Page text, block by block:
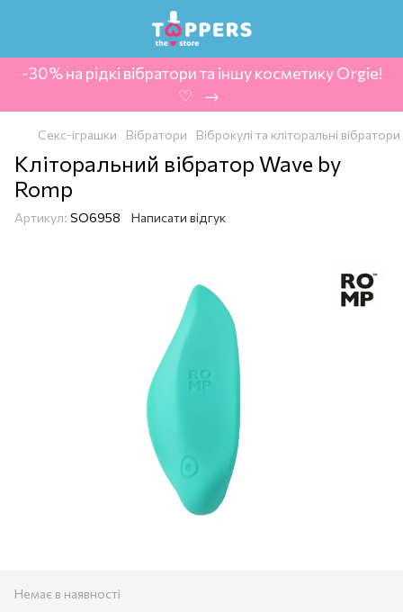
-30% на рідкі вібратори та іншу косметику Orgie!
‍ ♡ ‍ → ‍
Секс-іграшки Вібратори Віброкулі та кліторальні вібратори
Кліторальний вібратор Wave by
Romp
Артикул: SO6958 Написати відгук
Немає в наявності